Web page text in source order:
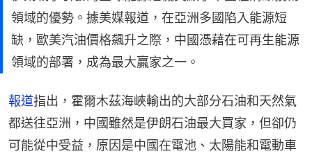
領域的優勢。據美媒報道，在亞洲多國陷入能源短
缺，歐美汽油價格飆升之際，中國憑藉在可再生能源
領域的部署，成為最大贏家之一。
報道指出，霍爾木茲海峽輸出的大部分石油和天然氣
都送往亞洲，中國雖然是伊朗石油最大買家，但卻仍
可能從中受益，原因是中國在電池、太陽能和電動車